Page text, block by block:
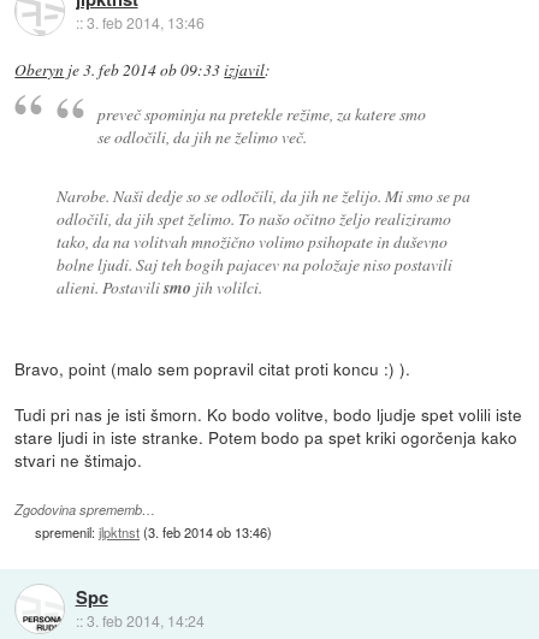
::3. feb 2014, 13:46
Oberyn je3. feb 2014 ob 09:33izjavil:
preveč spominja na pretekle režime, za katere smo
se odločili, da jih ne želimo več.
Narobe. Naši dedje so se odločili, da jih ne želijo. Mi smo se pa
odločili, da jih spet želimo. To našo očitno željo realiziramo
tako, da na volitvah množično volimo psihopate in duševno
bolne ljudi. Saj teh bogih pajacev na položaje niso postavili
alieni. Postavilismo jih volilci.
Bravo, point (malo sem popravil citat proti koncu :) ).
Tudi pri nas je isti šmorn. Ko bodo volitve, bodo ljudje spet volili iste
stare ljudi in iste stranke. Potem bodo pa spet kriki ogorčenja kako
stvari ne štimajo.
Zgodovina sprememb…
spremenil:jlpktnst(3. feb 2014 ob 13:46)
Spc
::3. feb 2014, 14:24